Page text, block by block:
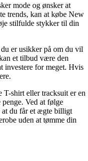
mode og ønsker at
trends, kan at købe New
stilfulde stykker til din
er usikker på om du vil
et tilbud være den
investere for meget. Hvis
shirt eller tracksuit er en
Ved at følge
at du får et ægte billigt
uden at tømme din